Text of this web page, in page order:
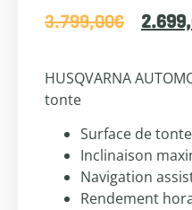
3.799,00€
HUSQVARNA
tonte
Surface de
Inclinaison
Navigation
Rendement